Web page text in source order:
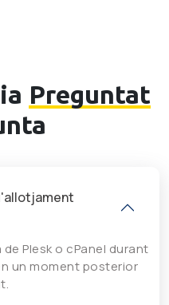
Preguntat
Plesk o cPanel durant
un moment posterior